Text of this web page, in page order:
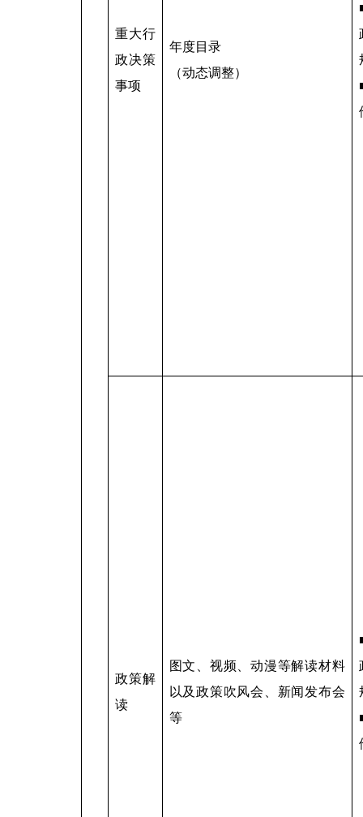
重大行
政决策
事项
年度目录
（动态调整）
政策解
读
图文、视频、动漫等解读材料
以及政策吹风会、新闻发布会
等